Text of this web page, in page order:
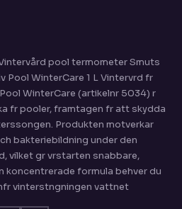
pool termometer Smuts
Pool WinterCare 1 L Vintervrd fr
WinterCare (artikelnr 5034) r
fr pooler, framtagen fr att skydda
Produkten motverkar
bakteriebildning under den
vilket gr vrstarten snabbare,
koncentrerade formula behver du
vinterstngningen vattnet